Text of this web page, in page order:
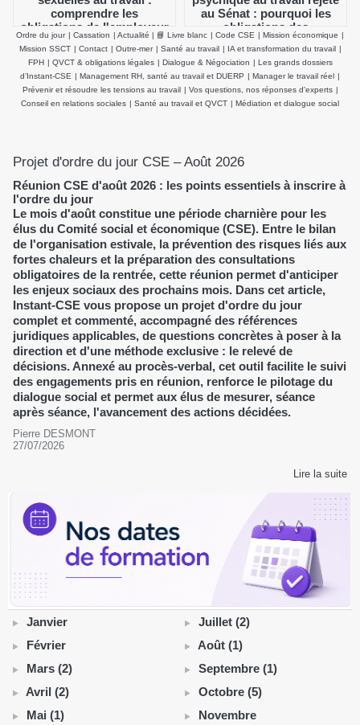
comprendre les
obligations de l'employeur
et agir efficacement
au Sénat : pourquoi les
obligations des
employeurs et du CSE
demeurent inchangées
Ordre du jour | Cassation | Actualité | 📘 Livre blanc | Code CSE | Mission économique |
Mission SSCT | Contact | Outre-mer | Santé au travail | IA et transformation du travail |
FPH | QVCT & obligations légales | Dialogue & Négociation | Les grands dossiers
d’Instant-CSE | Management RH, santé au travail et DUERP | Manager le travail réel |
Prévenir et résoudre les tensions au travail | Vos questions, nos réponses d'experts |
Conseil en relations sociales | Santé au travail et QVCT | Médiation et dialogue social
Projet d'ordre du jour CSE – Août 2026
Réunion CSE d'août 2026 : les points essentiels à inscrire à
l'ordre du jour
Le mois d'août constitue une période charnière pour les
élus du Comité social et économique (CSE). Entre le bilan
de l'organisation estivale, la prévention des risques liés aux
fortes chaleurs et la préparation des consultations
obligatoires de la rentrée, cette réunion permet d'anticiper
les enjeux sociaux des prochains mois. Dans cet article,
Instant-CSE vous propose un projet d'ordre du jour
complet et commenté, accompagné des références
juridiques applicables, de questions concrètes à poser à la
direction et d'une méthode exclusive : le relevé de
décisions. Annexé au procès-verbal, cet outil facilite le suivi
des engagements pris en réunion, renforce le pilotage du
dialogue social et permet aux élus de mesurer, séance
après séance, l'avancement des actions décidées.
Pierre DESMONT
27/07/2026
Lire la suite
Janvier
Février
Mars (2)
Avril (2)
Mai (1)
Juillet (2)
Août (1)
Septembre (1)
Octobre (5)
Novembre